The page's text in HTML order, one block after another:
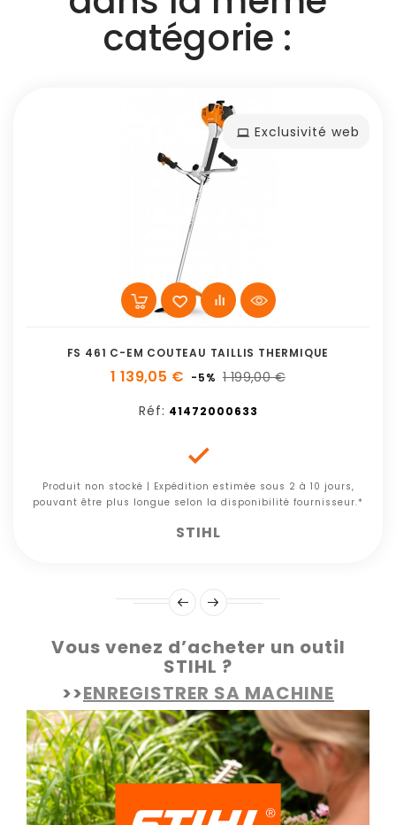
catégorie :
Exclusivité web
FS 461 C-EM COUTEAU TAILLIS THERMIQUE
1 139,05 € -5% 1 199,00 €
Réf: 41472000633

Produit non stocké | Expédition estimée sous 2 à 10 jours,
pouvant être plus longue selon la disponibilité fournisseur.*
STIHL
Vous venez d’acheter un outil
STIHL ?
>>ENREGISTRER SA MACHINE